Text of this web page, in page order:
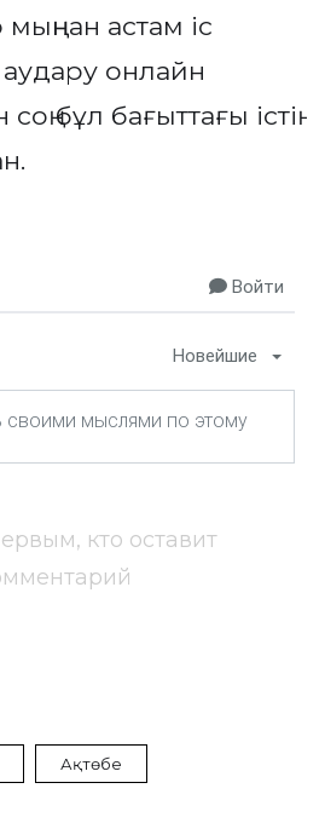
астам іс
аудару онлайн
бұл бағыттағы істің
Войти
Новейшие
кто оставит
Ақтөбе